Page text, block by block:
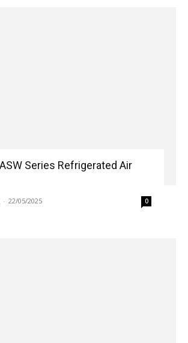
Series Refrigerated Air
- 22/05/2025 0